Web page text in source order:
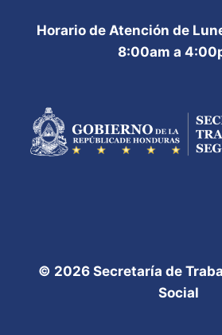
Horario de Atención de
8:00am a
© 2026 Secretaría de
Social